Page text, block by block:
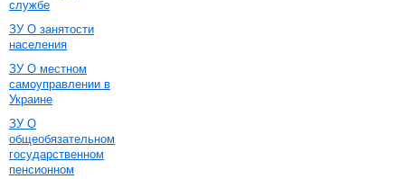
службе
ЗУ О занятости
населения
ЗУ О местном
самоуправлении в
Украине
ЗУ О
общеобязательном
государственном
пенсионном